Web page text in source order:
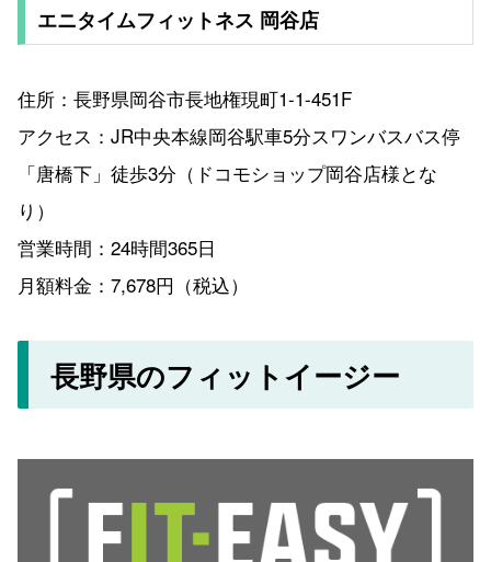
エニタイムフィットネス 岡谷店
住所：長野県岡谷市長地権現町1-1-451F
アクセス：JR中央本線岡谷駅車5分スワンバスバス停
「唐橋下」徒歩3分（ドコモショップ岡谷店様とな
り）
営業時間：24時間365日
月額料金：7,678円（税込）
長野県のフィットイージー